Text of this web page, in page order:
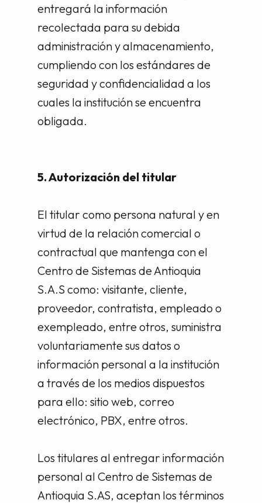
entregará la información
recolectada para su debida
administración y almacenamiento,
cumpliendo con los estándares de
seguridad y confidencialidad a los
cuales la institución se encuentra
obligada.
5. Autorización del titular
El titular como persona natural y en
virtud de la relación comercial o
contractual que mantenga con el
Centro de Sistemas de Antioquia
S.A.S como: visitante, cliente,
proveedor, contratista, empleado o
exempleado, entre otros, suministra
voluntariamente sus datos o
información personal a la institución
a través de los medios dispuestos
para ello: sitio web, correo
electrónico, PBX, entre otros.
Los titulares al entregar información
personal al Centro de Sistemas de
Antioquia S.AS, aceptan los términos